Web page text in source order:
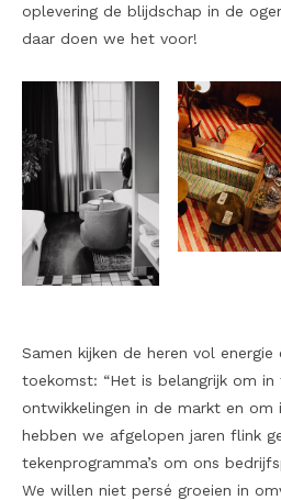
oplevering de blijdschap in de
daar doen we het voor!
Samen kijken de heren vol
toekomst: “Het is belangrijk om
ontwikkelingen in de markt en om
hebben we afgelopen jaren flink
tekenprogramma’s om ons
We willen niet persé groeien in